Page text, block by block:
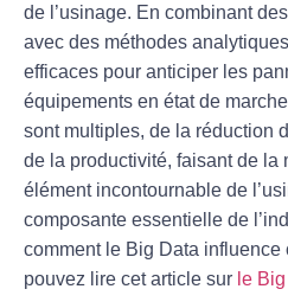
de l’usinage. En combinant
avec des méthodes
efficaces pour anticiper les
équipements en état de
sont multiples, de la réduction
de la productivité, faisant de la
élément incontournable de
composante essentielle de
comment le Big Data influence
pouvez lire cet article sur le